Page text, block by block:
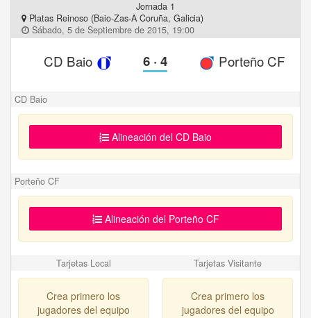
Jornada 1
Platas Reinoso (Baio-Zas-A Coruña, Galicia)
Sábado, 5 de Septiembre de 2015, 19:00
CD Baio 6 ·4 Porteño CF
CD Baio
Alineación del CD Baio
Porteño CF
Alineación del Porteño CF
Tarjetas Local Tarjetas Visitante
Crea primero los
jugadores del equipo
Crea primero los
jugadores del equipo